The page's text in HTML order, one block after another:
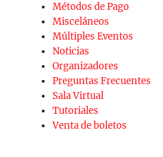
Métodos de Pago
Misceláneos
Múltiples Eventos
Noticias
Organizadores
Preguntas Frecuentes
Sala Virtual
Tutoriales
Venta de boletos